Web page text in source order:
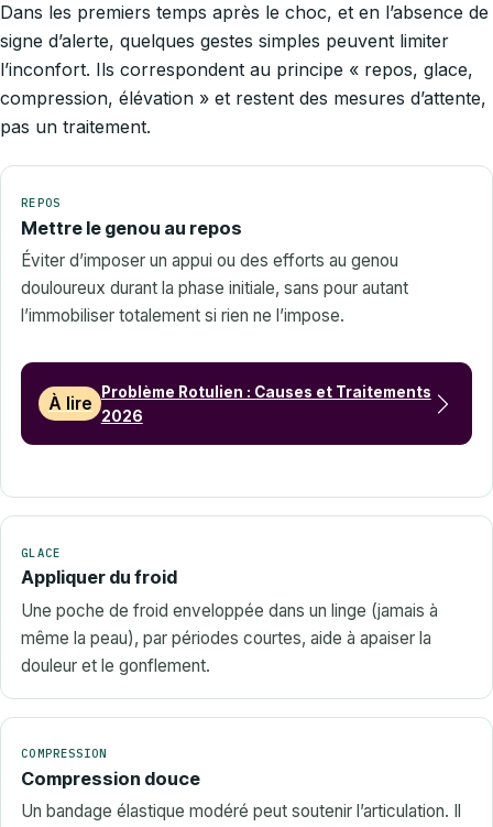
Dans les premiers temps après le choc, et en l’absence de
signe d’alerte, quelques gestes simples peuvent limiter
l’inconfort. Ils correspondent au principe « repos, glace,
compression, élévation » et restent des mesures d’attente,
pas un traitement.
REPOS
Mettre le genou au repos
Éviter d’imposer un appui ou des efforts au genou
douloureux durant la phase initiale, sans pour autant
l’immobiliser totalement si rien ne l’impose.
À lire
Problème Rotulien : Causes et Traitements
2026
GLACE
Appliquer du froid
Une poche de froid enveloppée dans un linge (jamais à
même la peau), par périodes courtes, aide à apaiser la
douleur et le gonflement.
COMPRESSION
Compression douce
Un bandage élastique modéré peut soutenir l’articulation. Il